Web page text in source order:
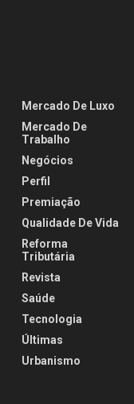
Mercado De Luxo
Mercado De
Trabalho
Negócios
Perfil
Premiação
Qualidade De Vida
Reforma
Tributária
Revista
Saúde
Tecnologia
Últimas
Urbanismo